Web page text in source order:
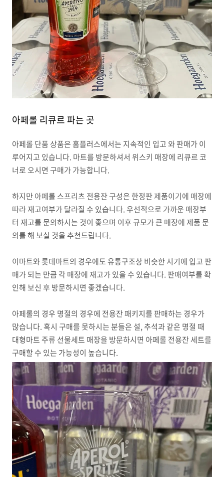
아페롤 리큐르 파는 곳
아페롤 단품 상품은 홈플러스에서는 지속적인 입고 와 판매가 이
루어지고 있습니다. 마트를 방문하셔서 위스키 매장에 리큐르 코
너로 오시면 구매가 가능합니다.
하지만 아페롤 스프리츠 전용잔 구성은 한정판 제품이기에 매장에
따라 재고여부가 달라질 수 있습니다. 우선적으로 가까운 매장부
터 재고를 문의하시는 것이 좋으며 이후 규모가 큰 매장에 제품 문
의를 해 보실 것을 추천드립니다.
이마트와 롯데마트의 경우에도 유통구조상 비슷한 시기에 입고 판
매가 되는 만큼 각 매장에 재고가 있을 수 있습니다. 판매여부를 확
인해 보신 후 방문하시면 좋겠습니다.
아페롤의 경우 명절의 경우에 전용잔 패키지를 판매하는 경우가
많습니다. 혹시 구매를 못하시는 분들은 설, 추석과 같은 명절 때
대형마트 주류 선물세트 매장을 방문하시면 아페롤 전용잔 세트를
구매할 수 있는 가능성이 높습니다.